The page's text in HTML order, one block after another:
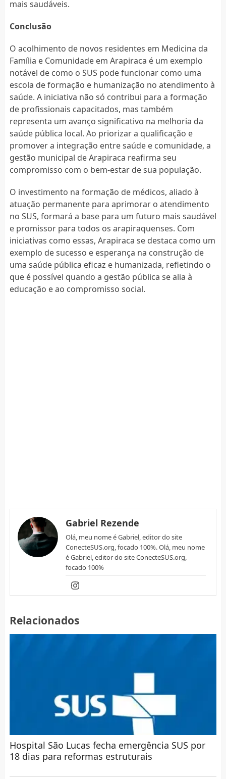
mais saudáveis.
Conclusão
O acolhimento de novos residentes em Medicina da
Família e Comunidade em Arapiraca é um exemplo
notável de como o SUS pode funcionar como uma
escola de formação e humanização no atendimento à
saúde. A iniciativa não só contribui para a formação
de profissionais capacitados, mas também
representa um avanço significativo na melhoria da
saúde pública local. Ao priorizar a qualificação e
promover a integração entre saúde e comunidade, a
gestão municipal de Arapiraca reafirma seu
compromisso com o bem-estar de sua população.
O investimento na formação de médicos, aliado à
atuação permanente para aprimorar o atendimento
no SUS, formará a base para um futuro mais saudável
e promissor para todos os arapiraquenses. Com
iniciativas como essas, Arapiraca se destaca como um
exemplo de sucesso e esperança na construção de
uma saúde pública eficaz e humanizada, refletindo o
que é possível quando a gestão pública se alia à
educação e ao compromisso social.
Gabriel Rezende
Olá, meu nome é Gabriel, editor do site
ConecteSUS.org, focado 100%. Olá, meu nome
é Gabriel, editor do site ConecteSUS.org,
focado 100%
Relacionados
Hospital São Lucas fecha emergência SUS por
18 dias para reformas estruturais